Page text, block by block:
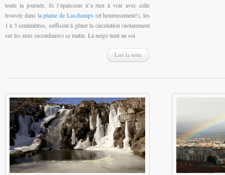
toute la journée. Si l’épaisseur n’a rien à voir avec celle
trouvée dans la plaine de Laschamps (et heureusement!), les
1 à 3 centimètres, suffisent à gêner la circulation (notamment
sur les axes secondaires) ce matin. La neige tient au sol.
Lire la suite